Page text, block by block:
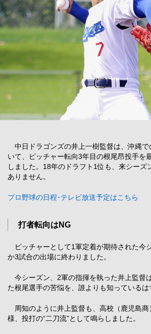
中日ドラゴンズの井上一樹監督は、沖縄で
いて、ピッチャー転向3年目の根尾昂投手を
しました。18年のドラフト1位も、来シーズ
ありません。
プロ野球の日程･テレビ放送予定はこちら
打者転向はNG
ピッチャーとして1軍定着が期待された今
か3試合の出場に終わりました。
今シーズン、2軍の指揮を執った井上監督
た根尾選手の苦悩を、誰よりも知っているは
周知のように井上監督も、高校（鹿児島商
様、投打の“二刀流”として鳴らしました。